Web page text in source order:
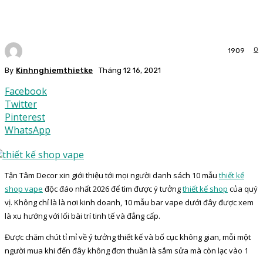
By Kinhnghiemthietke Tháng 12 16, 2021
0
1909
Facebook
Twitter
Pinterest
WhatsApp
Tận Tâm Decor xin giới thiệu tới mọi người danh sách 10 mẫu thiết kế
shop vape độc đáo nhất 2026 để tìm được ý tưởngthiết kế shop của quý
vị. Không chỉ là là nơi kinh doanh, 10 mẫu bar vape dưới đây được xem
là xu hướng với lối bài trí tinh tế và đẳng cấp.
Được chăm chút tỉ mỉ về ý tưởng thiết kế và bố cục không gian, mỗi một
người mua khi đến đây không đơn thuần là sắm sửa mà còn lạc vào 1